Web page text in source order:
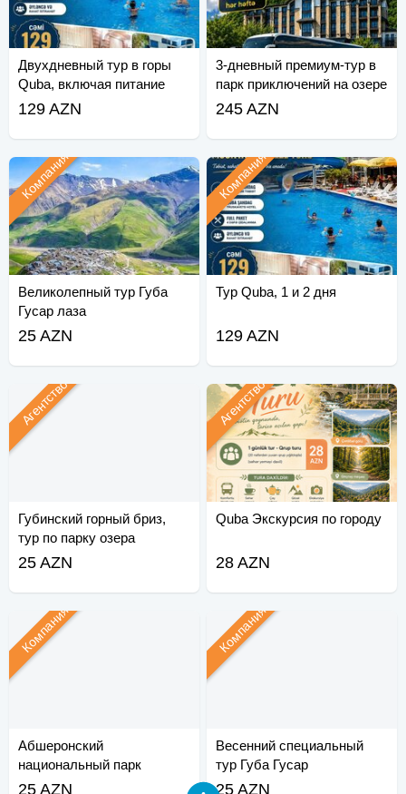
Двухдневный тур в горы
Quba, включая питание
129 AZN
3-дневный премиум-тур в
парк приключений на озере
Quba
245 AZN
Великолепный тур Губа
Гусар лаза
Компания
25 AZN
Тур Quba, 1 и 2 дня
Компания
129 AZN
Губинский горный бриз,
тур по парку озера
приключений
Агентство
25 AZN
Quba Экскурсия по городу
Агентство
28 AZN
Абшеронский
национальный парк
Шахдили тур
Компания
25 AZN
Весенний специальный
тур Губа Гусар
Компания
25 AZN